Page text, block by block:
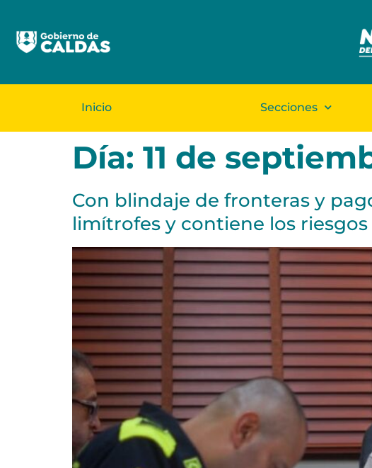
Inicio Secciones
Día: 11 de
Con blindaje de fronteras y
limítrofes y contiene los